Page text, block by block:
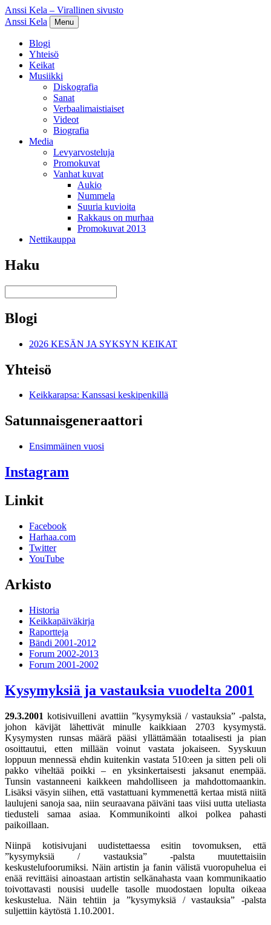
Anssi Kela – Virallinen sivusto
Anssi Kela
Menu
Blogi
Yhteisö
Keikat
Musiikki
Diskografia
Sanat
Verbaalimaistiaiset
Videot
Biografia
Media
Levyarvosteluja
Promokuvat
Vanhat kuvat
Aukio
Nummela
Suuria kuvioita
Rakkaus on murhaa
Promokuvat 2013
Nettikauppa
Haku
Blogi
2026 KESÄN JA SYKSYN KEIKAT
Yhteisö
Keikkarapsa: Kanssasi keskipenkillä
Satunnais­generaattori
Ensimmäinen vuosi
Instagram
Linkit
Facebook
Harhaa.com
Twitter
YouTube
Arkisto
Historia
Keikkapäiväkirja
Raportteja
Bändi 2001-2012
Forum 2002-2013
Forum 2001-2002
Kysymyksiä ja vastauksia vuodelta 2001
29.3.2001 kotisivuilleni avattiin ”kysymyksiä / vastauksia” -palsta,
johon kävijät lähettivät minulle kaikkiaan 2703 kysymystä.
Kysymysten runsas määrä pääsi yllättämään totaalisesti ja pian
osoittautui, etten millään voinut vastata jokaiseen. Syyskuun
loppuun mennessä ehdin kuitenkin vastata 510:een ja sitten peli oli
pakko viheltää poikki – en yksinkertaisesti jaksanut enempää.
Tunsin vastanneeni kaikkeen mahdolliseen ja mahdottomaankin.
Lisäksi väsyin siihen, että vastattuani kymmenettä kertaa mistä niitä
laulujeni sanoja saa, niin seuraavana päiväni taas viisi uutta uteliasta
tiedusteli samaa asiaa. Kommunikointi alkoi polkea pahasti
paikoillaan.
Niinpä kotisivujani uudistettaessa esitin tovomuksen, että
”kysymyksiä / vastauksia” -palsta muutettaisiin
keskustelufoorumiksi. Näin artistin ja fanin välistä vuoropuhelua ei
enää revittäisi ainoastaan artistin selkänahasta vaan kommunikaatio
toivottavasti nousisi uudelle tasolle muodostaen lopulta oikeaa
keskustelua. Näin tehtiin ja ”kysymyksiä / vastauksia” -palsta
suljettiin käytöstä 1.10.2001.